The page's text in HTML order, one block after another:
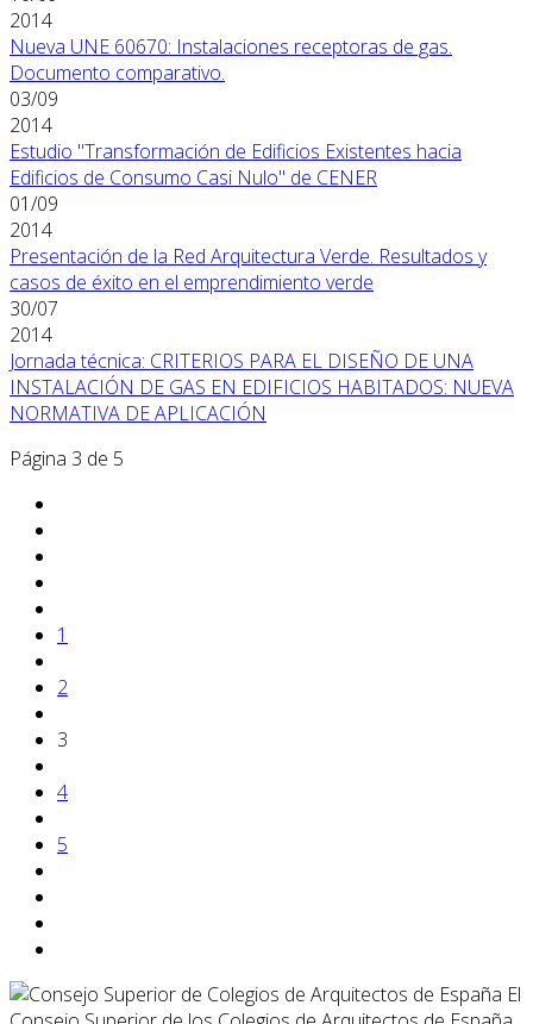
2014
Nueva UNE 60670: Instalaciones receptoras de gas.
Documento comparativo.
03/09
2014
Estudio "Transformación de Edificios Existentes hacia
Edificios de Consumo Casi Nulo" de CENER
01/09
2014
Presentación de la Red Arquitectura Verde. Resultados y
casos de éxito en el emprendimiento verde
30/07
2014
Jornada técnica: CRITERIOS PARA EL DISEÑO DE UNA
INSTALACIÓN DE GAS EN EDIFICIOS HABITADOS: NUEVA
NORMATIVA DE APLICACIÓN
Página 3 de 5
1
2
3
4
5
El